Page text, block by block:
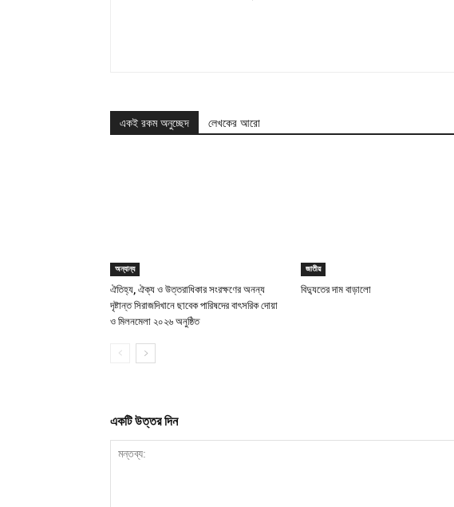
একই রকম অনুচ্ছেদ লেখকের আরো
অন্যান্য
ঐতিহ্য, ঐক্য ও উত্তরাধিকার সংরক্ষণের অনন্য
দৃষ্টান্ত সিরাজদিখানে ছাবেক পারিষদের বাৎসরিক দোয়া
ও মিলনমেলা ২০২৬ অনুষ্ঠিত
জাতীয়
বিদ্যুতের দাম বাড়ালো
একটি উত্তর দিন